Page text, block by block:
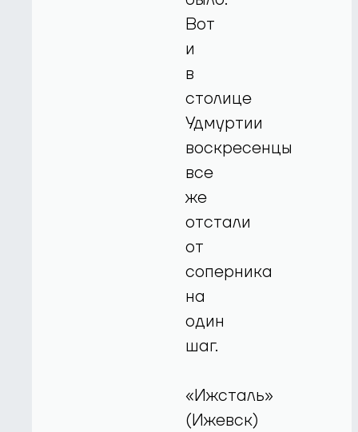
Вот
и
в
столице
Удмуртии
воскресенцы
все
же
отстали
от
соперника
на
один
шаг.
«Ижсталь»
(Ижевск)